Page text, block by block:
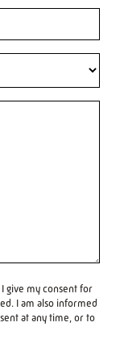
give my consent for
I am also informed
at any time, or to